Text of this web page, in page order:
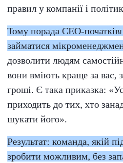
правил у компанії і
Тому порада СЕО-
займатися
дозволити людям
вони вміють краще за вас,
гроші. Є така приказка:
приходить до тих, хто
шукати його».
Результат: команда, якій
зробити можливим, без